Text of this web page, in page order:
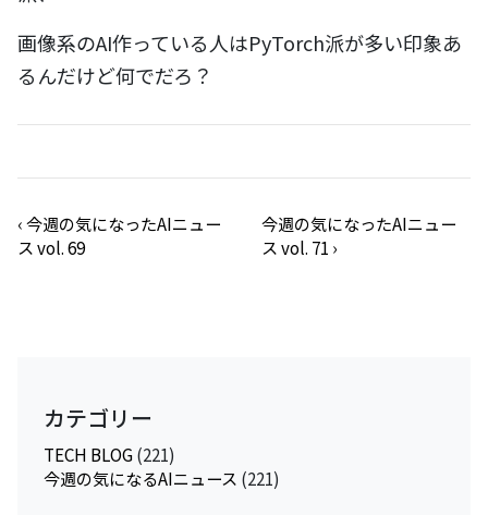
画像系のAI作っている人はPyTorch派が多い印象あ
るんだけど何でだろ？
‹今週の気になったAIニュー
ス vol. 69
今週の気になったAIニュー
ス vol. 71 ›
カテゴリー
TECH BLOG(221)
今週の気になるAIニュース (221)